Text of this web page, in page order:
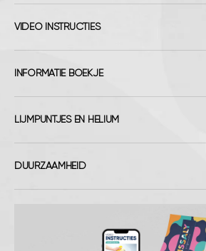
VIDEO INSTRUCTIES
INFORMATIE BOEKJE
LIJMPUNTJES EN HELIUM
DUURZAAMHEID